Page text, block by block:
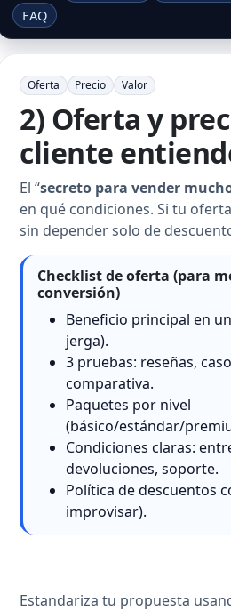
FAQ
Oferta Precio Valor
2) Oferta y
cliente
El “secreto para vender
en qué condiciones. Si tu
sin depender solo de
Checklist de oferta (para
conversión)
Beneficio principal en
jerga).
3 pruebas: reseñas,
comparativa.
Paquetes por nivel
(básico/estándar/
Condiciones claras:
devoluciones, soporte.
Política de descuentos
improvisar).
Estandariza tu propuesta